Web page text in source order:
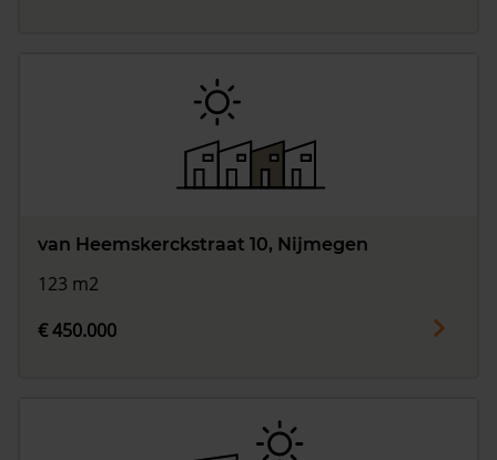
van Heemskerckstraat 10, Nijmegen
123 m2
€ 450.000